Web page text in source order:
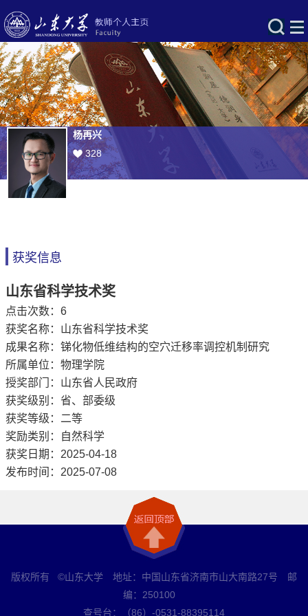
杨再兴
328
获奖信息
山东省科学技术奖
点击次数： 6
获奖名称：山东省科学技术奖
成果名称：锑化物低维结构的空穴迁移率调控机制研究
所属单位：物理学院
授奖部门：山东省人民政府
获奖级别：省、部委级
获奖等级：二等
奖励类别：自然科学
获奖日期：2025-04-18
发布时间：2025-07-08
版权所有 ©山东大学 地址：中国山东省济南市山大南路27号 邮
编：250100
查号台：（86）-0531-88395114